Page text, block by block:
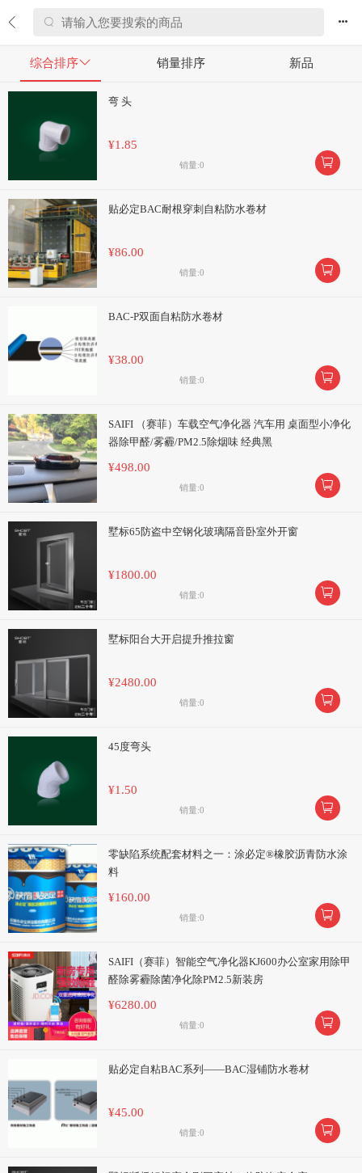
 
综合排序 销量排序 新品
弯 头
¥1.85
销量:0 
贴必定BAC耐根穿刺自粘防水卷材
¥86.00
销量:0 
BAC-P双面自粘防水卷材
¥38.00
销量:0 
SAIFI （赛菲）车载空气净化器 汽车用 桌面型小净化
器除甲醛/雾霾/PM2.5除烟味 经典黑
¥498.00
销量:0 
墅标65防盗中空钢化玻璃隔音卧室外开窗
¥1800.00
销量:0 
墅标阳台大开启提升推拉窗
¥2480.00
销量:0 
45度弯头
¥1.50
销量:0 
零缺陷系统配套材料之一：涂必定®橡胶沥青防水涂
料
¥160.00
销量:0 
SAIFI（赛菲）智能空气净化器KJ600办公室家用除甲
醛除雾霾除菌净化除PM2.5新装房
¥6280.00
销量:0 
贴必定自粘BAC系列——BAC湿铺防水卷材
¥45.00
销量:0 